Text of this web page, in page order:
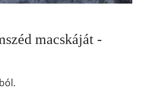
macskáját -